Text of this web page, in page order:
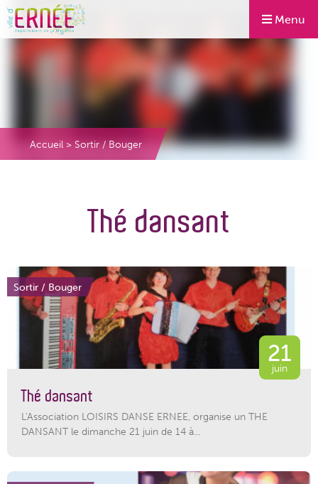
Menu
Accueil > Sortir / Bouger
Thé dansant
Sortir / Bouger
21
juin
Thé dansant
L'Association LOISIRS DANSE ERNEE, organise un THE
DANSANT le dimanche 21 juin de 14 à...